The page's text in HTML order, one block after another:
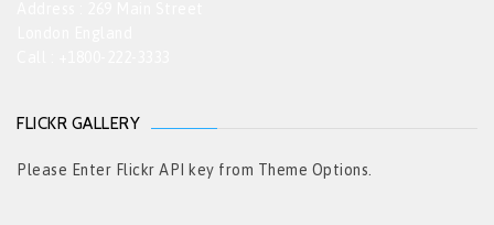
FLICKR GALLERY
Please Enter Flickr API key from Theme Options.